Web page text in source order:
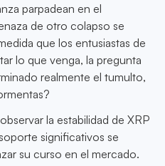
parpadean en el
de otro colapso se
que los entusiastas de
lo que venga, la pregunta
realmente el tumulto,
la estabilidad de XRP
significativos se
su curso en el mercado.